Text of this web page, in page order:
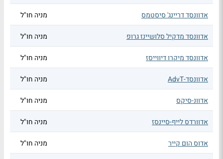
אדוונסד דריינג' סיסטמס מניה חו"ל
אדוונסד מדקיל סלושיינז גרופ מניה חו"ל
אדוונסד מיקרו דיווייסז מניה חו"ל
אדוונסד-AdvT מניה חו"ל
אדוונ-סיקס מניה חו"ל
אדוורדס לייף-סיינסז מניה חו"ל
אדוס הום קייר מניה חו"ל